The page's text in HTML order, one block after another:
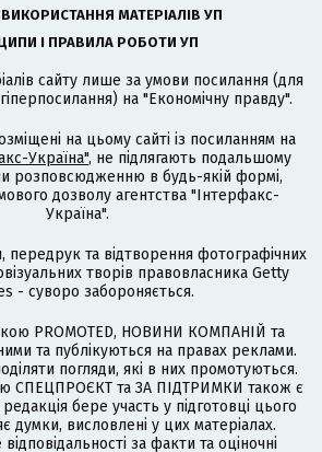
МАТЕРІАЛІВ УП
І ПРАВИЛА РОБОТИ УП
сайту лише за умови посилання (для
на "Економічну правду".
на цьому сайті із посиланням на
Україна", не підлягають подальшому
розповсюдженню в будь-якій формі,
дозволу агентства "Інтерфакс-
Україна".
передрук та відтворення фотографічних
творів правовласника Getty
- суворо забороняється.
PROMOTED, НОВИНИ КОМПАНІЙ та
та публікуються на правах реклами.
погляди, які в них промотуються.
СПЕЦПРОЄКТ та ЗА ПІДТРИМКИ також є
бере участь у підготовці цього
думки, висловлені у цих матеріалах.
за факти та оціночні